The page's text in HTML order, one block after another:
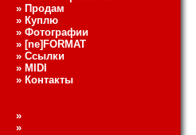
» Продам
» Куплю
» Фотографии
» [ne]FORMAT
» Ссылки
» MIDI
» Контакты
»
»